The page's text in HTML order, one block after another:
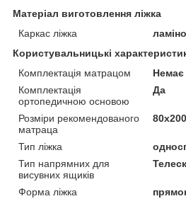
Матеріал виготовлення ліжка
Каркас ліжка
Користувальницькі
Комплектація матрацом
Немає
Комплектація
ортопедичною основою
Да
Розміри рекомендованого
матраца
80х200
Тип ліжка
Тип напрямних для
висувних ящиків
Форма ліжка